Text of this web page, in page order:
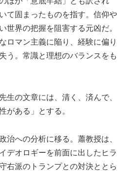
て固まったものを指す。信仰や
世界の把握を阻害する元凶だ。
ロマン主義に陥り、経験に偏り
う。常識と理想のバランスをも
生の文章には、清く、済んで、
がある」とする。
治への分析に移る。蕭教授は、
デオロギーを前面に出したヒラ
右派のトランプとの対決ととら